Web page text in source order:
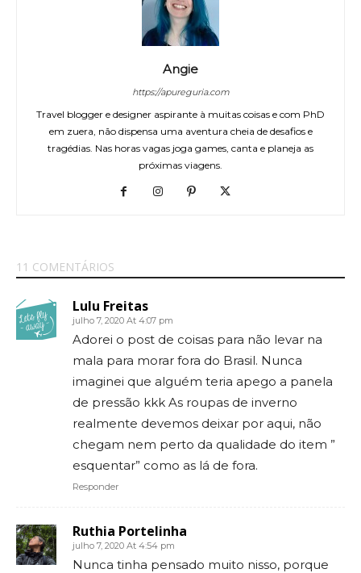
Angie
https://apureguria.com
Travel blogger e designer aspirante à muitas coisas e com PhD
em zuera, não dispensa uma aventura cheia de desafios e
tragédias. Nas horas vagas joga games, canta e planeja as
próximas viagens.
11 COMENTÁRIOS
Lulu Freitas
julho 7, 2020 At 4:07 pm
Adorei o post de coisas para não levar na
mala para morar fora do Brasil. Nunca
imaginei que alguém teria apego a panela
de pressão kkk As roupas de inverno
realmente devemos deixar por aqui, não
chegam nem perto da qualidade do item ”
esquentar” como as lá de fora.
Responder
Ruthia Portelinha
julho 7, 2020 At 4:54 pm
Nunca tinha pensado muito nisso, porque